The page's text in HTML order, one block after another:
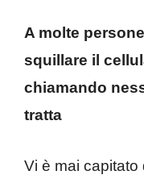
A molte
squillare il
chiamando
tratta
Vi è mai capitato